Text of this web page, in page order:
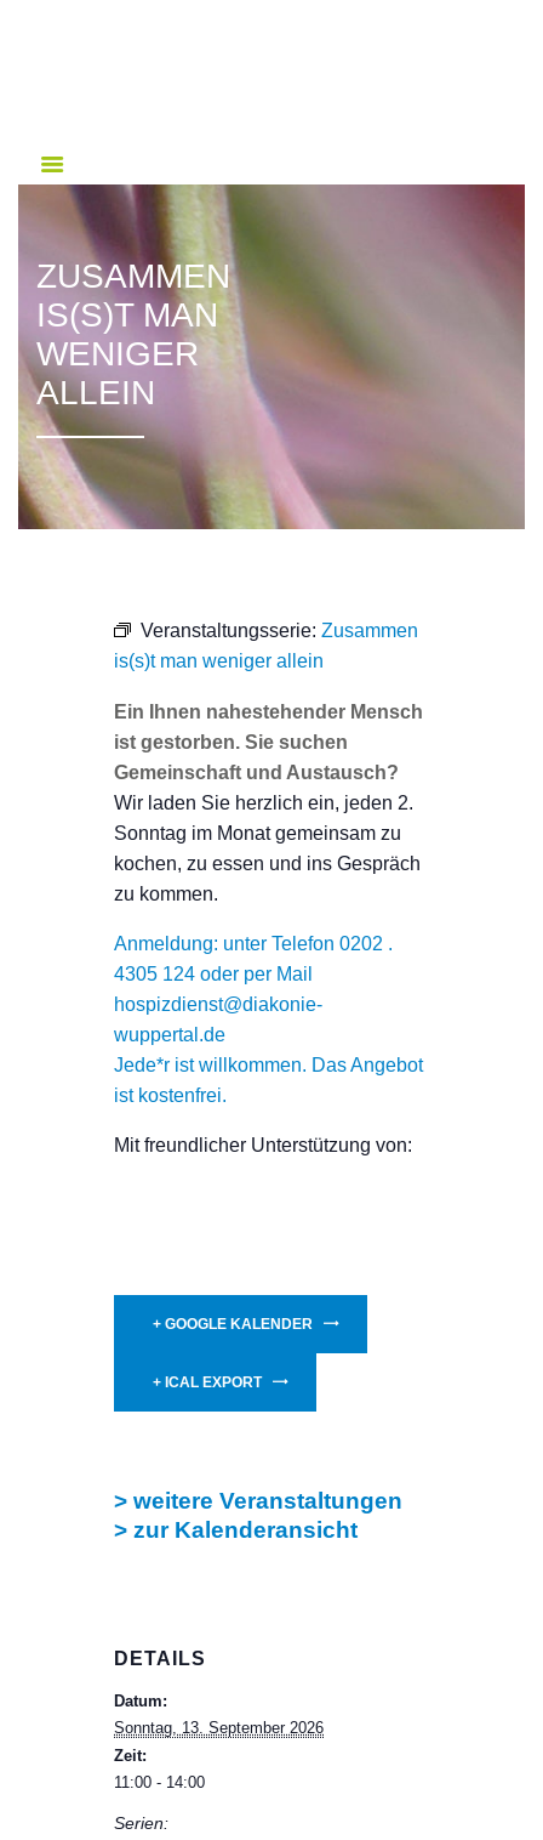
ZUSAMMEN
IS(S)T MAN
WENIGER
ALLEIN
VERANSTALTUNGEN
WISSENSWERTES
NETZWERK SÜDSTADT
MITARBEIT
KONTAKT
SPENDEN
INTERN
Veranstaltungsserie: Zusammen
is(s)t man weniger allein
Ein Ihnen nahestehender Mensch
ist gestorben. Sie suchen
Gemeinschaft und Austausch?
Wir laden Sie herzlich ein, jeden 2.
Sonntag im Monat gemeinsam zu
kochen, zu essen und ins Gespräch
zu kommen.
Anmeldung: unter Telefon 0202 .
4305 124 oder per Mail
hospizdienst@diakonie-
wuppertal.de
Jede*r ist willkommen. Das Angebot
ist kostenfrei.
Mit freundlicher Unterstützung von:
+ GOOGLE KALENDER
+ ICAL EXPORT
> weitere Veranstaltungen
> zur Kalenderansicht
DETAILS
Datum:
Sonntag, 13. September 2026
Zeit:
11:00 - 14:00
Serien: